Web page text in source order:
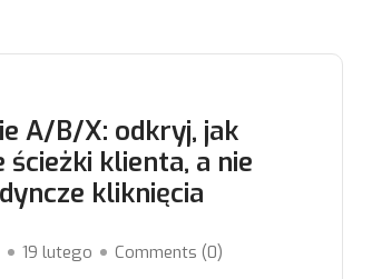
A/B/X: odkryj, jak
ścieżki klienta, a nie
kliknięcia
19 lutego Comments (0)